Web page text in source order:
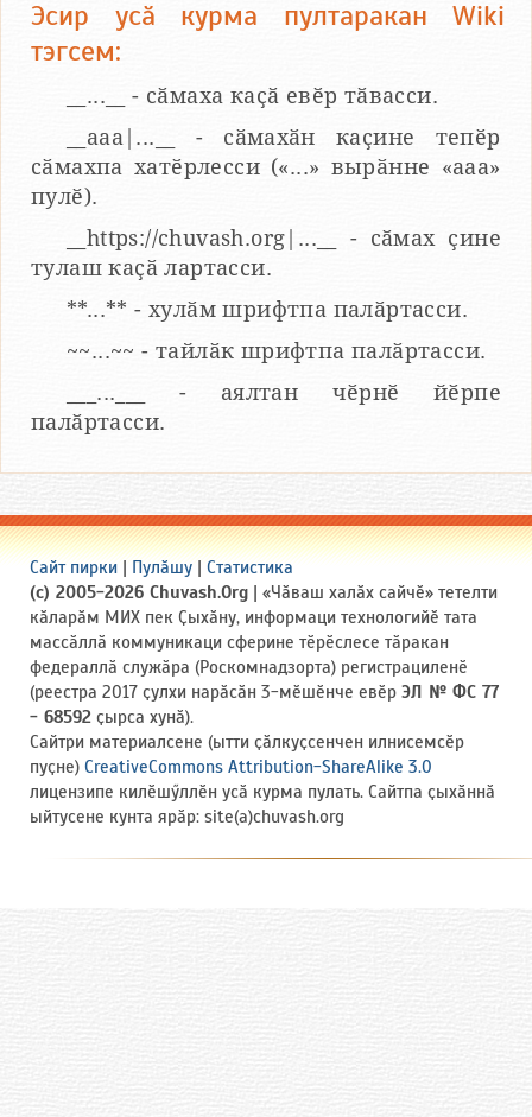
Эсир усӑ курма пултаракан Wiki
тэгсем:
__...__ - сӑмаха каҫӑ евӗр тӑвасси.
__aaa|...__ - сӑмахӑн каҫине тепӗр
сӑмахпа хатӗрлесси («...» вырӑнне «ааа»
пулӗ).
__https://chuvash.org|...__ - сӑмах ҫине
тулаш каҫӑ лартасси.
**...** - хулӑм шрифтпа палӑртасси.
~~...~~ - тайлӑк шрифтпа палӑртасси.
___...___ - аялтан чӗрнӗ йӗрпе
палӑртасси.
Сайт пирки | Пулӑшу | Статистика
(c) 2005-2026 Chuvash.Org | «Чӑваш халӑх сайчӗ» тетелти
кӑларӑм МИХ пек Ҫыхӑну, информаци технологийӗ тата
массӑллӑ коммуникаци сферине тӗрӗслесе тӑракан
федераллӑ служӑра (Роскомнадзорта) регистрациленӗ
(реестра 2017 ҫулхи нарӑсӑн 3-мӗшӗнче евӗр ЭЛ № ФС 77
- 68592 ҫырса хунӑ).
Сайтри материалсене (ытти ҫӑлкуҫсенчен илнисемсӗр
пуҫне) CreativeCommons Attribution-ShareAlike 3.0
лицензипе килӗшӳллӗн усӑ курма пулать. Сайтпа ҫыхӑннӑ
ыйтусене кунта ярӑр: site(a)chuvash.org